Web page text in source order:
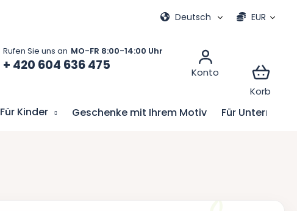
+ 420 604 636 475
EUR
Deutsch
Für Kinder Geschenke mit Ihrem Motiv Für